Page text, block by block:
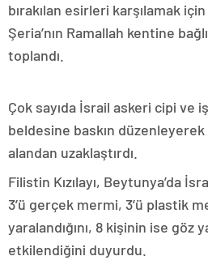
bırakılan esirleri karşılamak
Şeria’nın Ramallah kentine
toplandı.
Çok sayıda İsrail askeri cipi ve
beldesine baskın
alandan uzaklaştırdı.
Filistin Kızılayı, Beytunya’da
3’ü gerçek mermi, 3’ü plastik
yaralandığını, 8 kişinin ise göz
etkilendiğini duyurdu.